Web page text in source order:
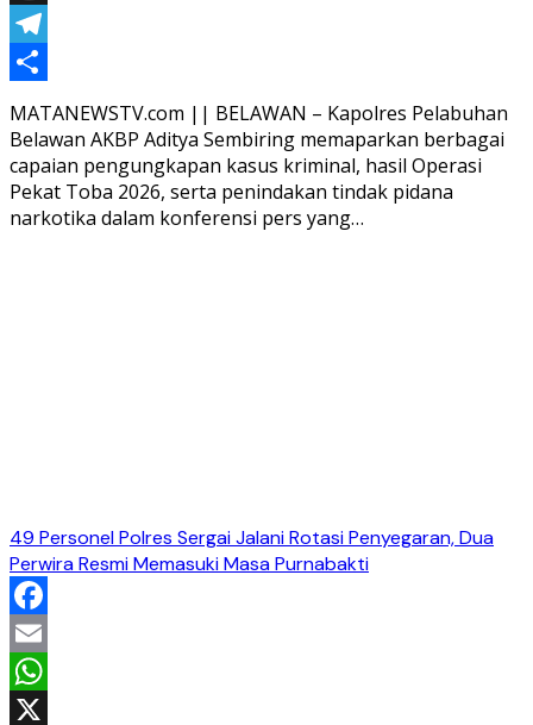
Threads
Telegram
Share
MATANEWSTV.com || BELAWAN – Kapolres Pelabuhan
Belawan AKBP Aditya Sembiring memaparkan berbagai
capaian pengungkapan kasus kriminal, hasil Operasi
Pekat Toba 2026, serta penindakan tindak pidana
narkotika dalam konferensi pers yang…
49 Personel Polres Sergai Jalani Rotasi Penyegaran, Dua
Perwira Resmi Memasuki Masa Purnabakti
Facebook
Email
WhatsApp